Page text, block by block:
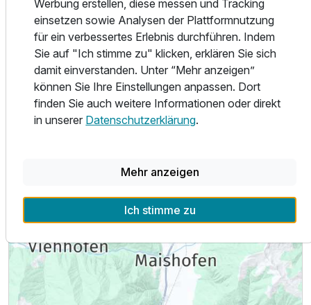
für andere Aktivitäten kommen, hier gibt es unzählige
Möglichkeiten, die Ihren Aufenthalt unvergesslich machen.
Alle Infos zum Schlafgut Küssler
Lage & Umgebung
Werbung erstellen, diese messen und Tracking
einsetzen sowie Analysen der Plattformnutzung
für ein verbessertes Erlebnis durchführen. Indem
Sie auf "Ich stimme zu" klicken, erklären Sie sich
damit einverstanden. Unter “Mehr anzeigen”
können Sie Ihre Einstellungen anpassen. Dort
finden Sie auch weitere Informationen oder direkt
in unserer Datenschutzerklärung.
Mehr anzeigen
Ich stimme zu